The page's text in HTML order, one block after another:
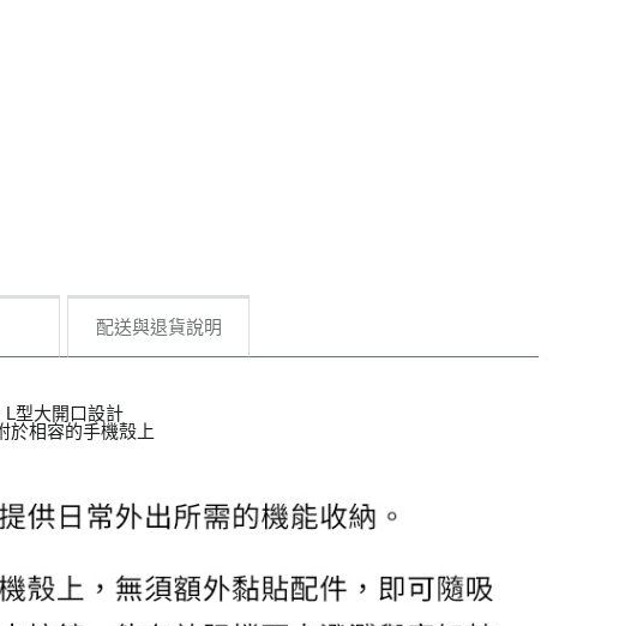
配送與退貨說明
L型大開口設計
於相容的手機殼上